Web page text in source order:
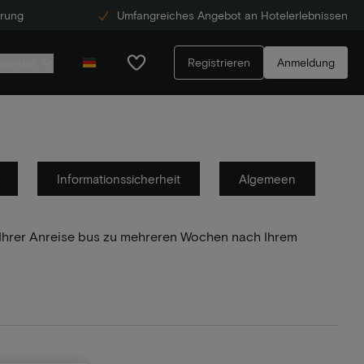
Umfangreiches Angebot an Hotelerlebnissen
Registrieren Anmeldung
Informationssicherheit Algemeen
Anreise bus zu mehreren Wochen nach Ihrem